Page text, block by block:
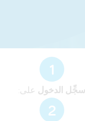
1
سجِّل الدخول على:
2